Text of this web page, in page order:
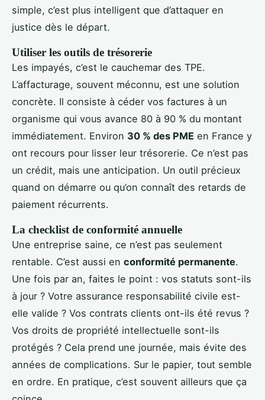
simple, c’est plus intelligent que d’attaquer en
justice dès le départ.
Utiliser les outils de trésorerie
Les impayés, c’est le cauchemar des TPE.
L’affacturage, souvent méconnu, est une solution
concrète. Il consiste à céder vos factures à un
organisme qui vous avance 80 à 90 % du montant
immédiatement. Environ 30 % des PME en France y
ont recours pour lisser leur trésorerie. Ce n’est pas
un crédit, mais une anticipation. Un outil précieux
quand on démarre ou qu’on connaît des retards de
paiement récurrents.
La checklist de conformité annuelle
Une entreprise saine, ce n’est pas seulement
rentable. C’est aussi en conformité permanente.
Une fois par an, faites le point : vos statuts sont-ils
à jour ? Votre assurance responsabilité civile est-
elle valide ? Vos contrats clients ont-ils été revus ?
Vos droits de propriété intellectuelle sont-ils
protégés ? Cela prend une journée, mais évite des
années de complications. Sur le papier, tout semble
en ordre. En pratique, c’est souvent ailleurs que ça